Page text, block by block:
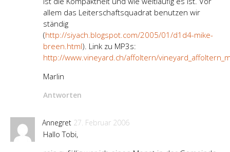
allem das Leiterschaftsquadrat benutzen wir
ständig
(http://siyach.blogspot.com/2005/01/d1d4-mike-
breen.html). Link zu MP3s:
http://www.vineyard.ch/affoltern/
Marlin
Antworten
Annegret 27. Februar 2006
Hallo Tobi,